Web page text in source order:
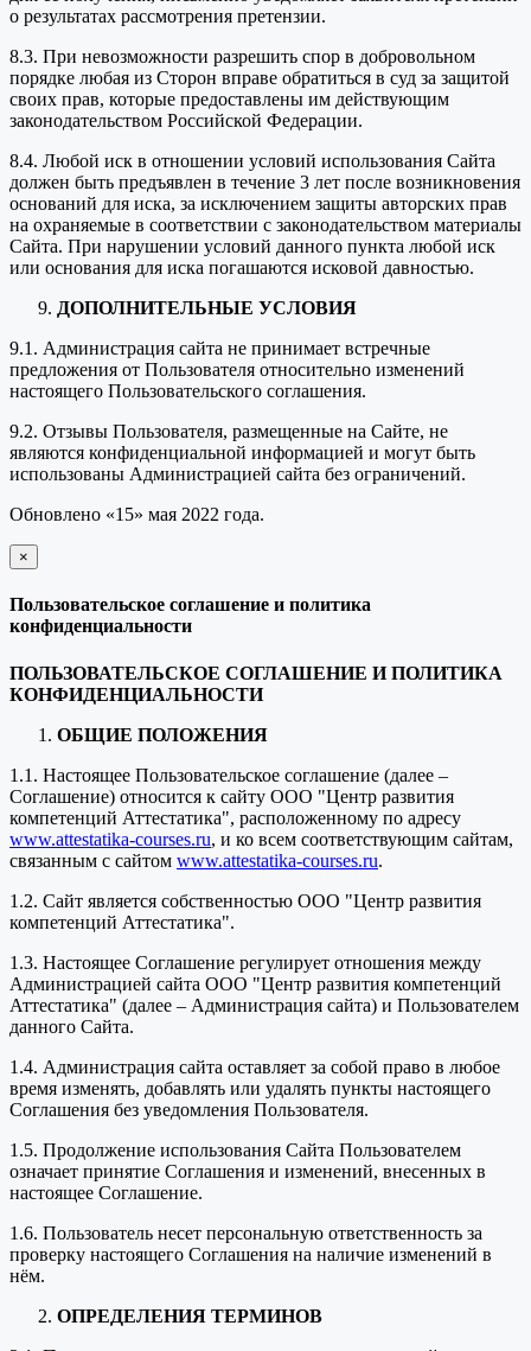
о результатах рассмотрения претензии.
8.3. При невозможности разрешить спор в добровольном
порядке любая из Сторон вправе обратиться в суд за защитой
своих прав, которые предоставлены им действующим
законодательством Российской Федерации.
8.4. Любой иск в отношении условий использования Сайта
должен быть предъявлен в течение 3 лет после возникновения
оснований для иска, за исключением защиты авторских прав
на охраняемые в соответствии с законодательством материалы
Сайта. При нарушении условий данного пункта любой иск
или основания для иска погашаются исковой давностью.
ДОПОЛНИТЕЛЬНЫЕ УСЛОВИЯ
9.1. Администрация сайта не принимает встречные
предложения от Пользователя относительно изменений
настоящего Пользовательского соглашения.
9.2. Отзывы Пользователя, размещенные на Сайте, не
являются конфиденциальной информацией и могут быть
использованы Администрацией сайта без ограничений.
Обновлено «15» мая 2022 года.
×
закрыть
Пользовательское соглашение и политика
конфиденциальности
ПОЛЬЗОВАТЕЛЬСКОЕ СОГЛАШЕНИЕ И ПОЛИТИКА
КОНФИДЕНЦИАЛЬНОСТИ
ОБЩИЕ ПОЛОЖЕНИЯ
1.1. Настоящее Пользовательское соглашение (далее –
Соглашение) относится к сайту ООО "Центр развития
компетенций Аттестатика", расположенному по адресу
www.attestatika-courses.ru, и ко всем соответствующим сайтам,
связанным с сайтом www.attestatika-courses.ru.
1.2. Сайт является собственностью ООО "Центр развития
компетенций Аттестатика".
1.3. Настоящее Соглашение регулирует отношения между
Администрацией сайта ООО "Центр развития компетенций
Аттестатика" (далее – Администрация сайта) и Пользователем
данного Сайта.
1.4. Администрация сайта оставляет за собой право в любое
время изменять, добавлять или удалять пункты настоящего
Соглашения без уведомления Пользователя.
1.5. Продолжение использования Сайта Пользователем
означает принятие Соглашения и изменений, внесенных в
настоящее Соглашение.
1.6. Пользователь несет персональную ответственность за
проверку настоящего Соглашения на наличие изменений в
нём.
ОПРЕДЕЛЕНИЯ ТЕРМИНОВ